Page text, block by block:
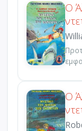
Ο
Ο